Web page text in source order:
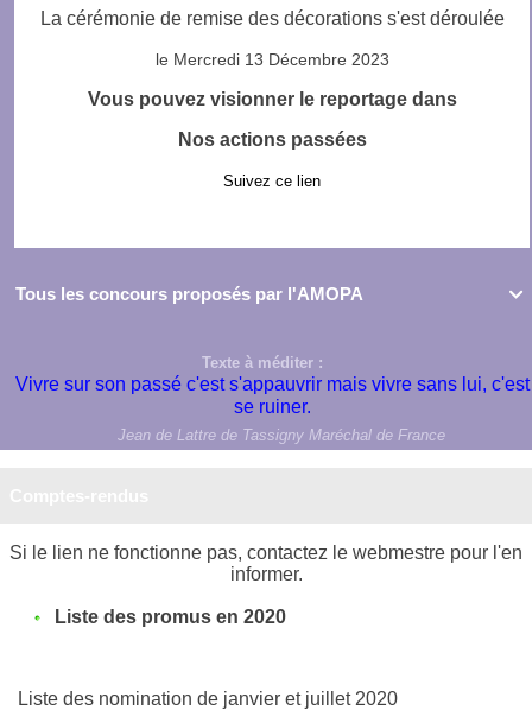
La cérémonie de remise des décorations s'est déroulée
le Mercredi 13 Décembre 2023
Vous pouvez visionner le reportage dans
Nos actions passées
Suivez ce lien

Tous les concours proposés par l'AMOPA
Texte à méditer :
Vivre sur son passé c'est s'appauvrir mais vivre sans lui, c'est
se ruiner.
Jean de Lattre de Tassigny Maréchal de France
Si le lien ne fonctionne pas, contactez le webmestre pour l'en
informer.
Liste des promus en 2020
Liste des nomination de janvier et juillet 2020